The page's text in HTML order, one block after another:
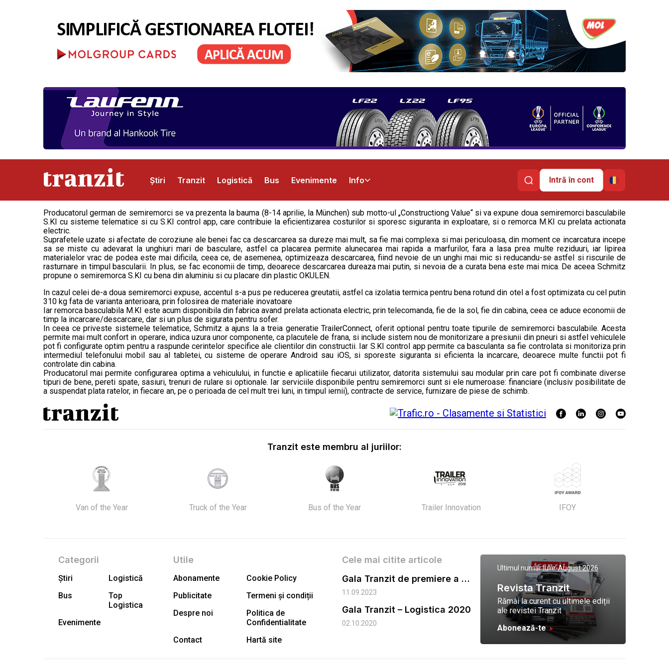
Știri Tranzit Logistică Bus Evenimente Info
Abonamente Publicitate Contact
Intră în cont
Producatorul german de semiremorci se va prezenta la bauma (8-14 aprilie, la München) sub motto-ul „Constructiong Value“ si va expune doua semiremorci basculabile
S.KI cu sisteme telematice si cu S.KI control app, care contribuie la eficientizarea costurilor si sporesc siguranta in exploatare, si o remorca M.KI cu prelata actionata
electric.
Suprafetele uzate si afectate de coroziune ale benei fac ca descarcarea sa dureze mai mult, sa fie mai complexa si mai periculoasa, din moment ce incarcatura incepe
sa se miste cu adevarat la unghiuri mari de basculare, astfel ca placarea permite alunecarea mai rapida a marfurilor, fara a lasa prea multe reziduuri, iar lipirea
materialelor vrac de podea este mai dificila, ceea ce, de asemenea, optimizeaza descarcarea, fiind nevoie de un unghi mai mic si reducandu-se astfel si riscurile de
rasturnare in timpul bascularii. In plus, se fac economii de timp, deoarece descarcarea dureaza mai putin, si nevoia de a curata bena este mai mica. De aceea Schmitz
propune o semiremorca S.KI cu bena din aluminiu si cu placare din plastic OKULEN.
In cazul celei de-a doua semiremorci expuse, accentul s-a pus pe reducerea greutatii, astfel ca izolatia termica pentru bena rotund din otel a fost optimizata cu cel putin
310 kg fata de varianta anterioara, prin folosirea de materiale inovatoare
Iar remorca basculabila M.KI este acum disponibila din fabrica avand prelata actionata electric, prin telecomanda, fie de la sol, fie din cabina, ceea ce aduce economii de
timp la incarcare/descarcare, dar si un plus de sigurata pentru sofer.
In ceea ce priveste sistemele telematice, Schmitz a ajuns la a treia generatie TrailerConnect, oferit optional pentru toate tipurile de semiremorci basculabile. Acesta
permite mai mult confort in operare, indica uzura unor componente, ca placutele de frana, si include sistem nou de monitorizare a presiunii din pneuri si astfel vehiculele
pot fi configurate optim pentru a raspunde cerintelor specifice ale clientilor din constructii. Iar S.KI control app permite ca basculanta sa fie controlata si monitoriza prin
intermediul telefonului mobil sau al tabletei, cu sisteme de operare Android sau iOS, si sporeste siguranta si eficienta la incarcare, deoarece multe functii pot fi
controlate din cabina.
Producatorul mai permite configurarea optima a vehiculului, in functie e aplicatiile fiecarui utilizator, datorita sistemului sau modular prin care pot fi combinate diverse
tipuri de bene, pereti spate, sasiuri, trenuri de rulare si optionale. Iar serviciile disponibile pentru semiremorci sunt si ele numeroase: financiare (inclusiv posibilitate de
a suspendat plata ratelor, in fiecare an, pe o perioada de cel mult trei luni, in timpul iernii), contracte de service, furnizare de piese de schimb.
Tranzit este membru al juriilor:
Van of the Year Truck of the Year Bus of the Year Trailer Innovation IFOY
Categorii
Știri
Logistică
Bus
Top
Logistica
Evenimente
Utile
Abonamente
Cookie Policy
Publicitate
Termeni și condiții
Despre noi
Politica de
Confidentialitate
Contact
Hartă site
Cele mai citite articole
Gala Tranzit de premiere a celor mai eficienti operatori de transport marfa 2023
11.09.2023
Gala Tranzit – Logistica 2020
02.10.2020
Ultimul număr:Iulie-August 2026
Revista Tranzit
Rămâi la curent cu ultimele ediții
ale revistei Tranzit
Abonează-te